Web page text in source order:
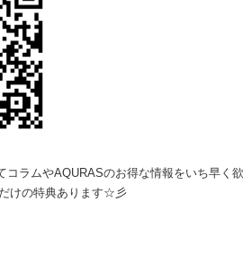
コラムやAQURASのお得な情報をいち早く
けの特典あります☆彡